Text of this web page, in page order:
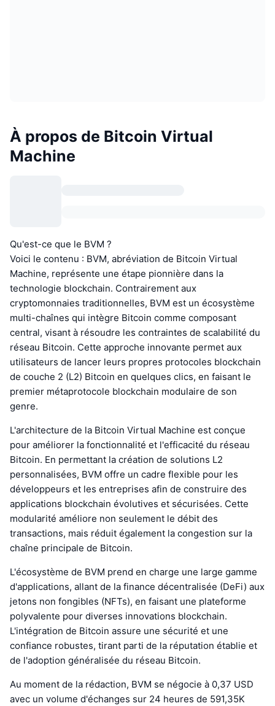
À propos de Bitcoin Virtual
Machine
Qu'est-ce que le BVM ?
Voici le contenu : BVM, abréviation de Bitcoin Virtual
Machine, représente une étape pionnière dans la
technologie blockchain. Contrairement aux
cryptomonnaies traditionnelles, BVM est un écosystème
multi-chaînes qui intègre Bitcoin comme composant
central, visant à résoudre les contraintes de scalabilité du
réseau Bitcoin. Cette approche innovante permet aux
utilisateurs de lancer leurs propres protocoles blockchain
de couche 2 (L2) Bitcoin en quelques clics, en faisant le
premier métaprotocole blockchain modulaire de son
genre.
L'architecture de la Bitcoin Virtual Machine est conçue
pour améliorer la fonctionnalité et l'efficacité du réseau
Bitcoin. En permettant la création de solutions L2
personnalisées, BVM offre un cadre flexible pour les
développeurs et les entreprises afin de construire des
applications blockchain évolutives et sécurisées. Cette
modularité améliore non seulement le débit des
transactions, mais réduit également la congestion sur la
chaîne principale de Bitcoin.
L'écosystème de BVM prend en charge une large gamme
d'applications, allant de la finance décentralisée (DeFi) aux
jetons non fongibles (NFTs), en faisant une plateforme
polyvalente pour diverses innovations blockchain.
L'intégration de Bitcoin assure une sécurité et une
confiance robustes, tirant parti de la réputation établie et
de l'adoption généralisée du réseau Bitcoin.
Au moment de la rédaction, BVM se négocie à 0,37 USD
avec un volume d'échanges sur 24 heures de 591,35K